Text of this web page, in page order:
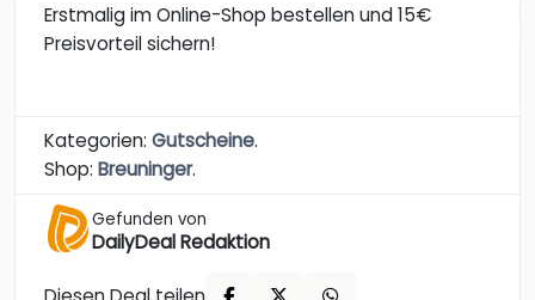
Erstmalig im Online-Shop bestellen und 15€
Preisvorteil sichern!
Kategorien: Gutscheine.
Shop: Breuninger.
Gefunden von
DailyDeal Redaktion